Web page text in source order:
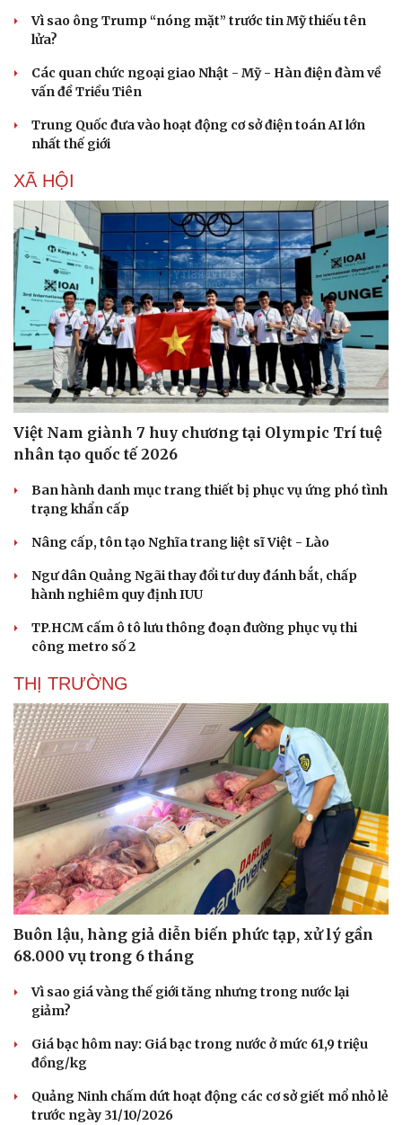
Sức khỏe
Dinh dưỡng - món ngon
Cây thuốc
Sản phụ khoa
Nhi khoa
Nam khoa
Phòng mạch online
Ăn sạch sống khỏe
Đời sống
Nhà đẹp
Vì sao ông Trump “nóng mặt” trước tin Mỹ thiếu tên
lửa?
Các quan chức ngoại giao Nhật - Mỹ - Hàn điện đàm về
vấn đề Triều Tiên
Trung Quốc đưa vào hoạt động cơ sở điện toán AI lớn
nhất thế giới
XÃ HỘI
Việt Nam giành 7 huy chương tại Olympic Trí tuệ
nhân tạo quốc tế 2026
Ban hành danh mục trang thiết bị phục vụ ứng phó tình
trạng khẩn cấp
Nâng cấp, tôn tạo Nghĩa trang liệt sĩ Việt - Lào
Ngư dân Quảng Ngãi thay đổi tư duy đánh bắt, chấp
hành nghiêm quy định IUU
TP.HCM cấm ô tô lưu thông đoạn đường phục vụ thi
công metro số 2
THỊ TRƯỜNG
Buôn lậu, hàng giả diễn biến phức tạp, xử lý gần
68.000 vụ trong 6 tháng
Vì sao giá vàng thế giới tăng nhưng trong nước lại
giảm?
Giá bạc hôm nay: Giá bạc trong nước ở mức 61,9 triệu
đồng/kg
Quảng Ninh chấm dứt hoạt động các cơ sở giết mổ nhỏ lẻ
trước ngày 31/10/2026